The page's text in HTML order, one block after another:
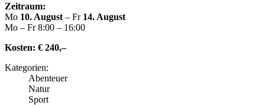
Zeitraum:
Mo 10. August – Fr 14. August
Mo – Fr 8:00 – 16:00
Kosten: € 240,–
Kate­go­rien:
Abenteuer
Natur
Sport